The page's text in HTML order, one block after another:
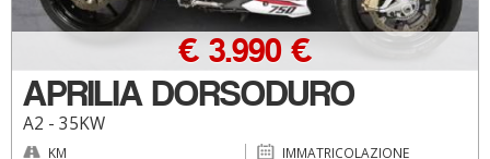
APRILIA DORSODURO
A2 - 35KW
€ 3.990 €
KM IMMATRICOLAZIONE